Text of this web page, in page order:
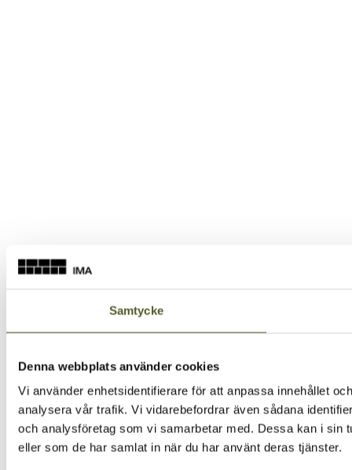
Samtycke
Denna webbplats använder cookies
Vi använder enhetsidentifierare för att anpassa innehållet
analysera vår trafik. Vi vidarebefordrar även sådana
och analysföretag som vi samarbetar med. Dessa kan i sin
eller som de har samlat in när du har använt deras tjänster.